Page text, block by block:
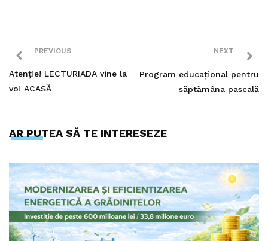
PREVIOUS
Atenţie! LECTURIADA vine la
voi ACASĂ
NEXT
Program educațional pentru
săptămâna pascală
AR PUTEA SĂ TE INTERESEZE